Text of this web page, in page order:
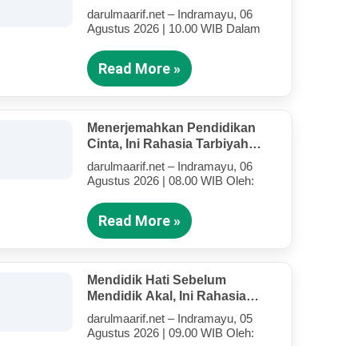
Kandung Di Tengah Kesibukan
Mengajar
darulmaarif.net – Indramayu, 06
Agustus 2026 | 10.00 WIB Dalam
Read More »
Menerjemahkan Pendidikan
Cinta, Ini Rahasia Tarbiyah
Rosululloh SAW Bagi Anak-
Anak Yang Terluka (Bagian IV)
darulmaarif.net – Indramayu, 06
Agustus 2026 | 08.00 WIB Oleh:
Read More »
Mendidik Hati Sebelum
Mendidik Akal, Ini Rahasia
Tarbiyah Rosululloh SAW Bagi
Anak-Anak Yang Terluka
darulmaarif.net – Indramayu, 05
Agustus 2026 | 09.00 WIB Oleh: